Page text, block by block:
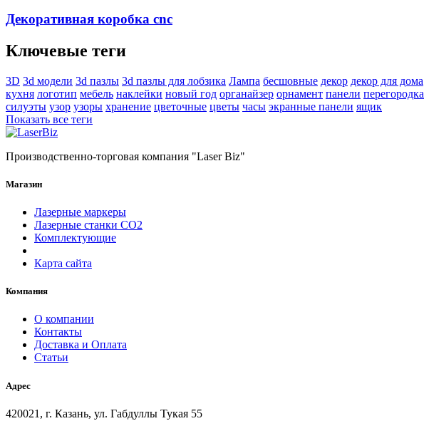
Декоративная коробка cnc
Ключевые теги
3D 3d модели 3d пазлы 3d пазлы для лобзика Лампа бесшовные декор декор для дома
кухня логотип мебель наклейки новый год органайзер орнамент панели перегородка
силуэты узор узоры хранение цветочные цветы часы экранные панели ящик
Показать все теги
Производственно-торговая компания "Laser Biz"
Магазин
Лазерные маркеры
Лазерные станки СО2
Комплектующие
Карта сайта
Компания
О компании
Контакты
Доставка и Оплата
Статьи
Адрес
420021, г. Казань, ул. Габдуллы Тукая 55